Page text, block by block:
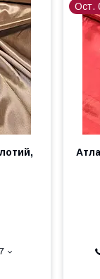
Ост.